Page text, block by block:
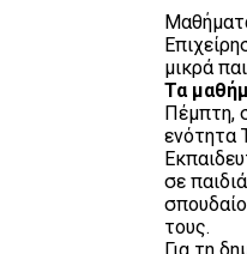
μικρά
Τα
Πέμπτη,
ενότητα
σε
τους.